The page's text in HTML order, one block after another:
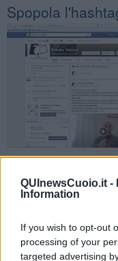
QUInewsCuoio.it -
Information
If you wish to opt-out
processing of your
targeted advertising
Spopola
Molte persone si sono